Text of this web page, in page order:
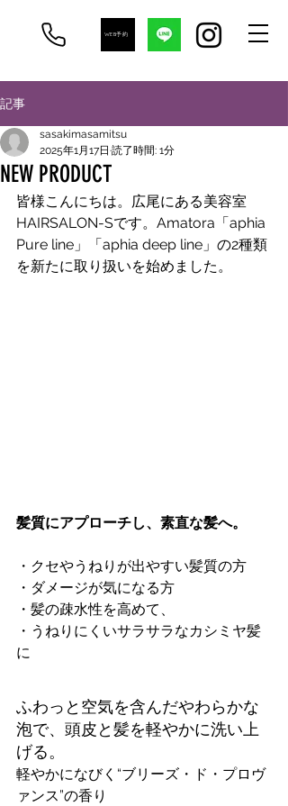
WEB予約
記事
NEW PRODUCT
sasakimasamitsu
2025年1月17日 読了時間: 1分
皆様こんにちは。広尾にある美容室
HAIRSALON-Sです。Amatora「aphia
Pure line」「aphia deep line」の2種類
を新たに取り扱いを始めました。
髪質にアプローチし、素直な髪へ。
・クセやうねりが出やすい髪質の方
・ダメージが気になる方
・髪の疎水性を高めて、
・うねりにくいサラサラなカシミヤ髪
に
ふわっと空気を含んだやわらかな
泡で、頭皮と髪を軽やかに洗い上
げる。
軽やかになびく“ブリーズ・ド・プロヴ
ァンス”の香り